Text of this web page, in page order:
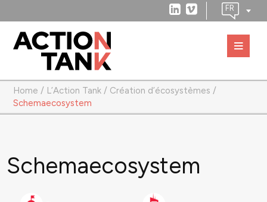
Home / L’Action Tank / Création d’écosystèmes /
Schemaecosystem
Schemaecosystem